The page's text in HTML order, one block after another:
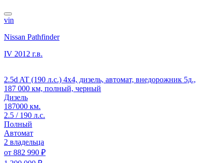
vin
Nissan Pathfinder
IV 2012 г.в.
2.5d AT (190 л.с.) 4x4, дизель, автомат, внедорожник 5д.,
187 000 км, полный, черный
Дизель
187000 км.
2.5 / 190 л.с.
Полный
Автомат
2 владельца
от 882 990 ₽